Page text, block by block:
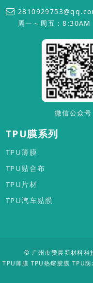
周一～周五：
微信公众号
TPU膜系列
TPU薄膜
TPU贴合布
TPU片材
TPU汽车贴膜
© 广州市赞晨新材料科
TPU薄膜 TPU热熔胶膜 TPU